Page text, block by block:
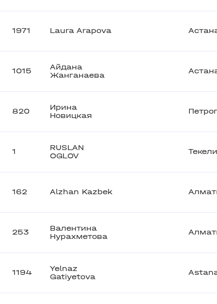
1971 Laura Arapova
1015
Айдана
Жанганаева
820
Ирина
Новицкая
1
RUSLAN
OGLOV
Текели
162 Alzhan Kazbek
253
Валентина
Нурахметова
1194
Yelnaz
Gatiyetova